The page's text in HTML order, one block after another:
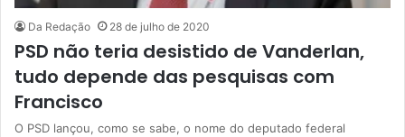
Da Redação 28 de julho de 2020
PSD não teria desistido de Vanderlan,
tudo depende das pesquisas com
Francisco
O PSD lançou, como se sabe, o nome do deputado federal